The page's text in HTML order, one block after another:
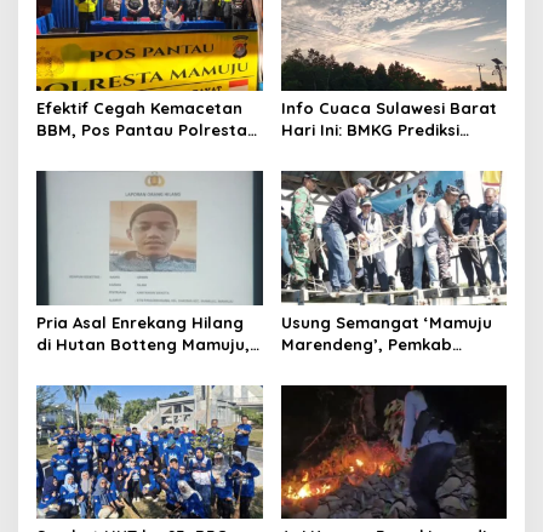
g
a
t
i
n
Efektif Cegah Kemacetan
BBM, Pos Pantau Polresta
SPBU Kali Mamuju
Info Cuaca Sulawesi Barat
Hari Ini: BMKG Prediksi
Pria Asal Enrekang Hilang
di Hutan Botteng Mamuju,
Kelaparan ke Istri
Usung Semangat ‘Mamuju
Marendeng’, Pemkab
Laut Lewat 213 Fragmen